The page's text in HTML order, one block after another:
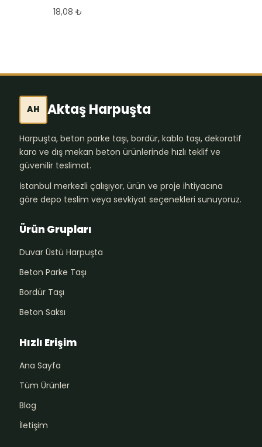
18,08 ₺
AH Aktaş Harpuşta
Harpuşta, beton parke taşı, bordür, kablo taşı, dekoratif
karo ve dış mekan beton ürünlerinde hızlı teklif ve
güvenilir teslimat.
İstanbul merkezli çalışıyor, ürün ve proje ihtiyacına
göre depo teslim veya sevkiyat seçenekleri sunuyoruz.
Ürün Grupları
Duvar Üstü Harpuşta
Beton Parke Taşı
Bordür Taşı
Beton Saksı
Hızlı Erişim
Ana Sayfa
Tüm Ürünler
Blog
İletişim